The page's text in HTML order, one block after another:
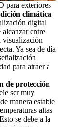
para exteriores
climática
digital
entre
visualización
Ya sea de día
para atraer a
de protección
ser muy
manera estable
altas
se debe a la